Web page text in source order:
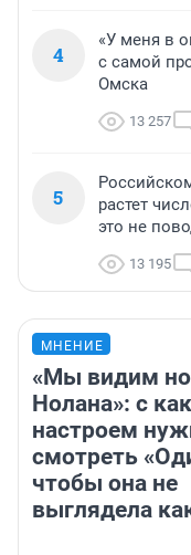
4
«У меня в
с самой
Омска
13 257
5
растет
это не
13 195
МНЕНИЕ
«Мы видим
Нолана»: с
настроем
смотреть
чтобы она не
выглядела